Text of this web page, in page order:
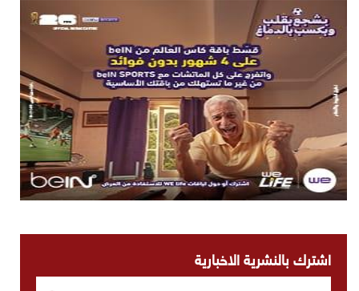
اشترك بالنشرية الاخبارية